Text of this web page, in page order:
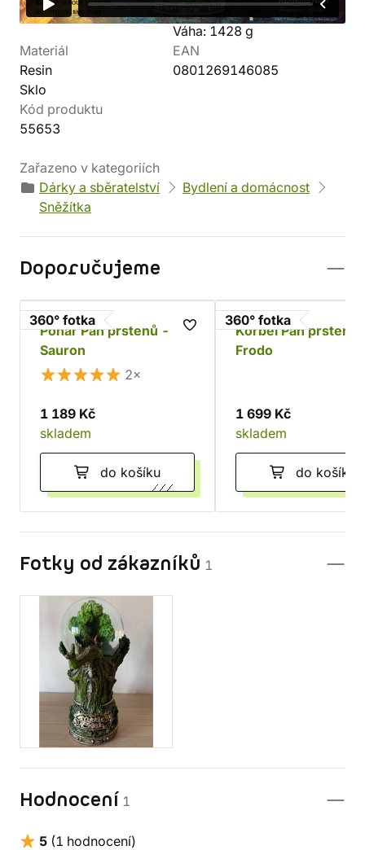
Středozem
Váha: 1428 g
Materiál
Resin
Sklo
EAN
0801269146085
Kód produktu
55653
Zařazeno v kategoriích
Dárky a sběratelství
Bydlení a domácnost
Sněžítka
Doporučujeme
360° fotka
Pohár Pán prstenů -
Sauron
2×
1 189 Kč
skladem
do košíku
360° fotka
Korbel Pán prstenů
Frodo
1 699 Kč
skladem
do košíku
Fotky od zákazníků 1
Hodnocení 1
5 (1 hodnocení)